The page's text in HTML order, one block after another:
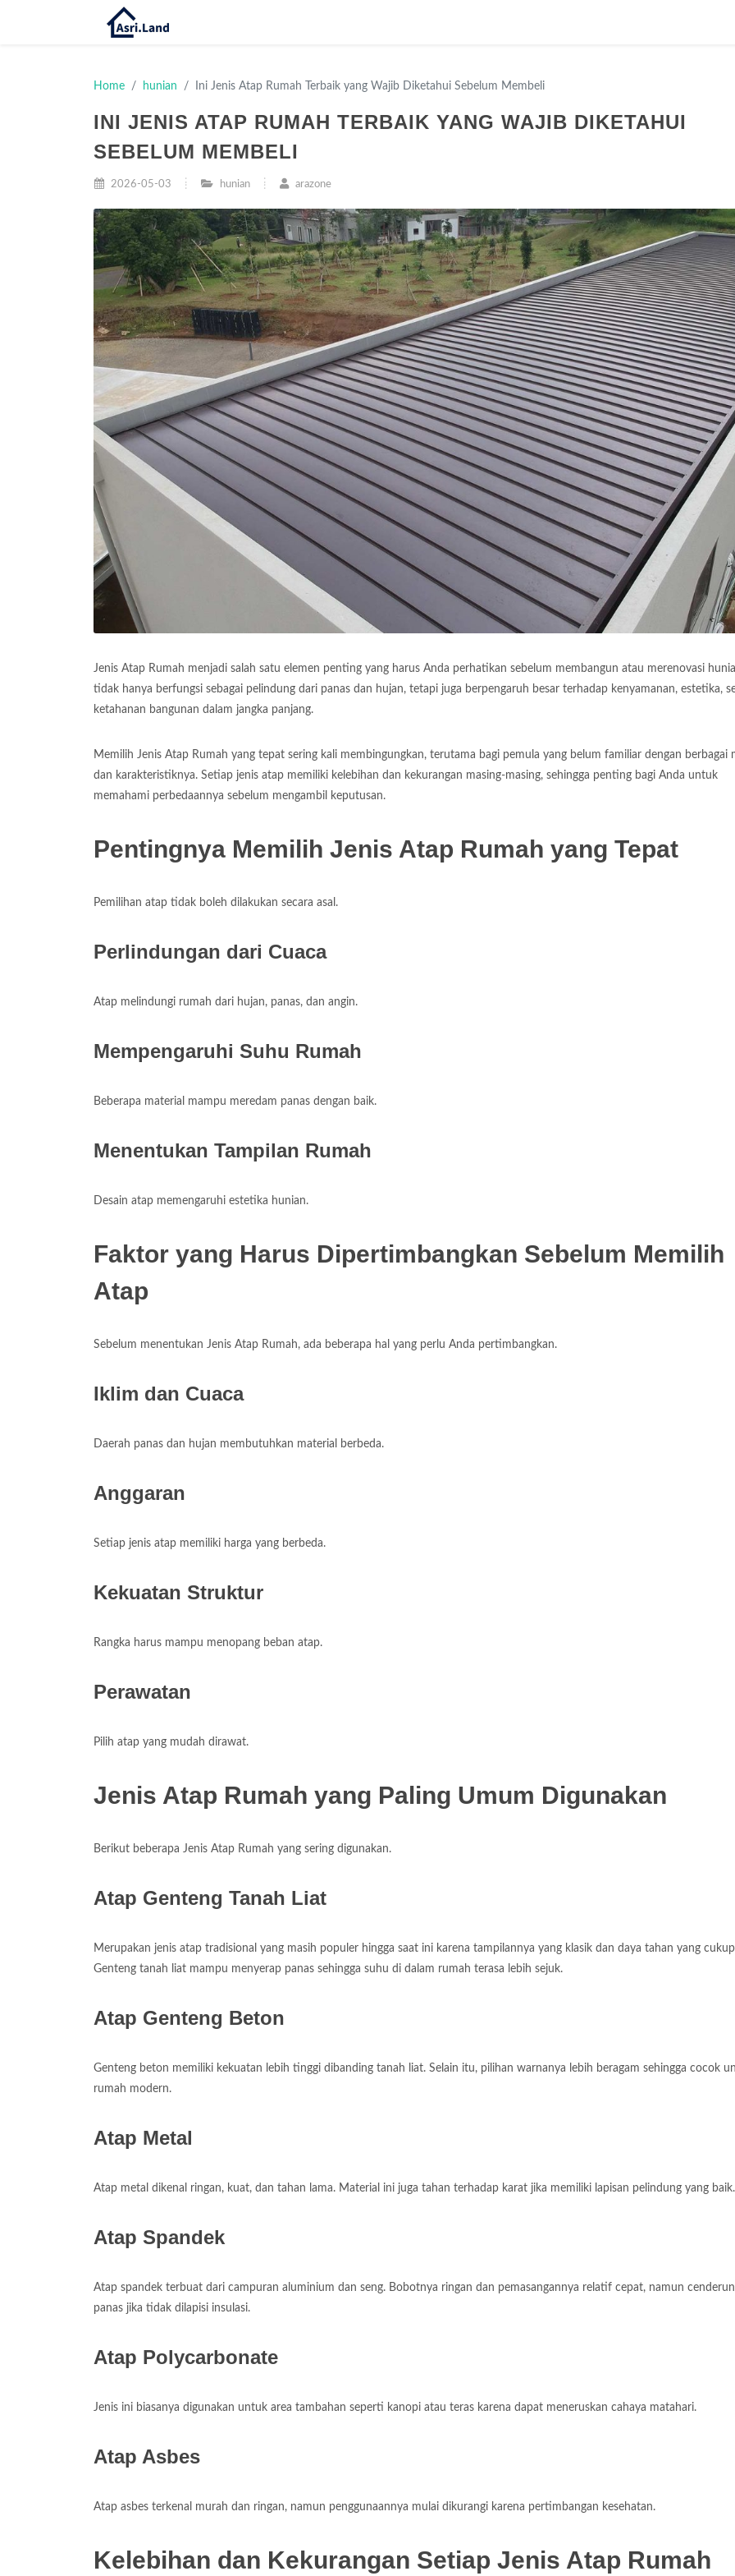
Home hunian Ini Jenis Atap Rumah Terbaik yang Wajib Diketahui Sebelum Membeli
INI JENIS ATAP RUMAH TERBAIK YANG WAJIB DIKETAHUI
SEBELUM MEMBELI
2026-05-03 hunian arazone
Jenis Atap Rumah menjadi salah satu elemen penting yang harus Anda perhatikan sebelum membangun atau merenovasi
tidak hanya berfungsi sebagai pelindung dari panas dan hujan, tetapi juga berpengaruh besar terhadap kenyamanan, estetika,
ketahanan bangunan dalam jangka panjang.
Memilih Jenis Atap Rumah yang tepat sering kali membingungkan, terutama bagi pemula yang belum familiar dengan berbagai
dan karakteristiknya. Setiap jenis atap memiliki kelebihan dan kekurangan masing-masing, sehingga penting bagi Anda untuk
memahami perbedaannya sebelum mengambil keputusan.
Pentingnya Memilih Jenis Atap Rumah yang Tepat
Pemilihan atap tidak boleh dilakukan secara asal.
Perlindungan dari Cuaca
Atap melindungi rumah dari hujan, panas, dan angin.
Mempengaruhi Suhu Rumah
Beberapa material mampu meredam panas dengan baik.
Menentukan Tampilan Rumah
Desain atap memengaruhi estetika hunian.
Faktor yang Harus Dipertimbangkan Sebelum Memilih
Atap
Sebelum menentukan Jenis Atap Rumah, ada beberapa hal yang perlu Anda pertimbangkan.
Iklim dan Cuaca
Daerah panas dan hujan membutuhkan material berbeda.
Anggaran
Setiap jenis atap memiliki harga yang berbeda.
Kekuatan Struktur
Rangka harus mampu menopang beban atap.
Perawatan
Pilih atap yang mudah dirawat.
Jenis Atap Rumah yang Paling Umum Digunakan
Berikut beberapa Jenis Atap Rumah yang sering digunakan.
Atap Genteng Tanah Liat
Merupakan jenis atap tradisional yang masih populer hingga saat ini karena tampilannya yang klasik dan daya tahan yang
Genteng tanah liat mampu menyerap panas sehingga suhu di dalam rumah terasa lebih sejuk.
Atap Genteng Beton
Genteng beton memiliki kekuatan lebih tinggi dibanding tanah liat. Selain itu, pilihan warnanya lebih beragam sehingga cocok
rumah modern.
Atap Metal
Atap metal dikenal ringan, kuat, dan tahan lama. Material ini juga tahan terhadap karat jika memiliki lapisan pelindung yang baik.
Atap Spandek
Atap spandek terbuat dari campuran aluminium dan seng. Bobotnya ringan dan pemasangannya relatif cepat, namun
panas jika tidak dilapisi insulasi.
Atap Polycarbonate
Jenis ini biasanya digunakan untuk area tambahan seperti kanopi atau teras karena dapat meneruskan cahaya matahari.
Atap Asbes
Atap asbes terkenal murah dan ringan, namun penggunaannya mulai dikurangi karena pertimbangan kesehatan.
Kelebihan dan Kekurangan Setiap Jenis Atap Rumah